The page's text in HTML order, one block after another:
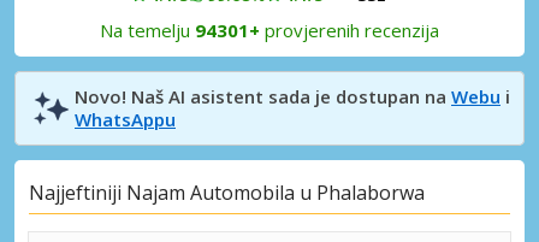
Na temelju 94301+ provjerenih recenzija
Novo! Naš AI asistent sada je dostupan na Webu i
WhatsAppu
Najjeftiniji Najam Automobila u Phalaborwa